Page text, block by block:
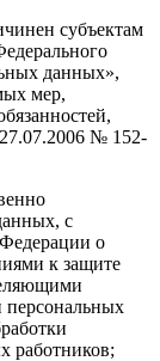
субъектам
данных»,
мер,
№ 152-
с
о
к защите
персональных
работников;